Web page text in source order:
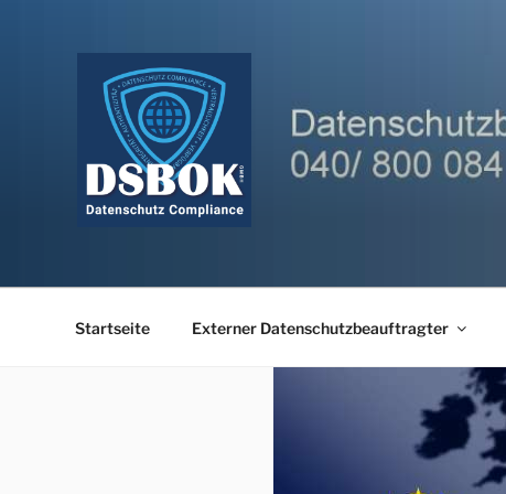
Startseite Externer Datenschutzbeauftragter